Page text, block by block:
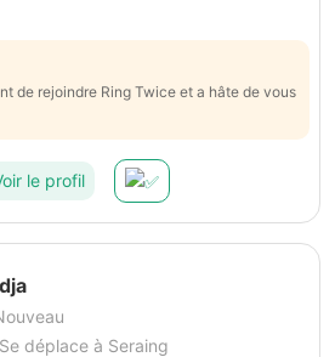
de rejoindre Ring Twice et a hâte de vous
le profil
Se déplace à Seraing